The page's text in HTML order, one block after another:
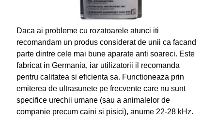
Daca ai probleme cu rozatoarele atunci iti
recomandam un produs considerat de unii ca facand
parte dintre cele mai bune aparate anti soareci. Este
fabricat in Germania, iar utilizatorii il recomanda
pentru calitatea si eficienta sa. Functioneaza prin
emiterea de ultrasunete pe frecvente care nu sunt
specifice urechii umane (sau a animalelor de
companie precum caini si pisici), anume 22-28 kHz.